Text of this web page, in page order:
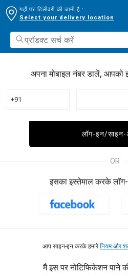
यहाँ पर डिलीवरी की जानी है :
Select your delivery location
अपना मोबाइल नंबर डालें, आपको
+91
लॉग-इन/
OR
इसका इस्तेमाल करके
आप साइन-इन करके हमारेनियम और
मैं इस पर नोटिफिकेशन पाने